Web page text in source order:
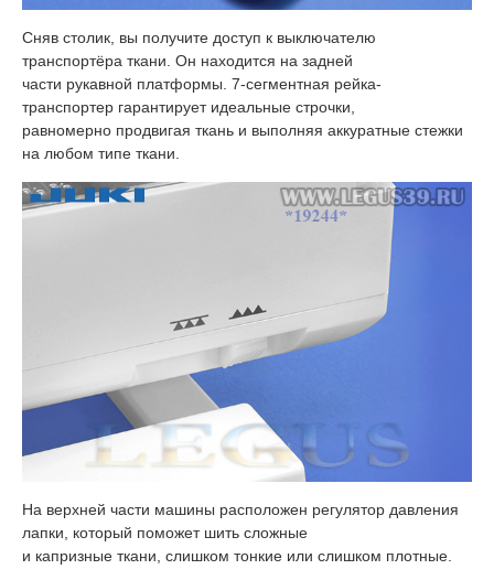
Сняв столик, вы получите доступ к выключателю
транспортёра ткани. Он находится на задней
части рукавной платформы. 7-сегментная рейка-
транспортер гарантирует идеальные строчки,
равномерно продвигая ткань и выполняя аккуратные стежки
на любом типе ткани.
На верхней части машины расположен регулятор давления
лапки, который поможет шить сложные
и капризные ткани, слишком тонкие или слишком плотные.